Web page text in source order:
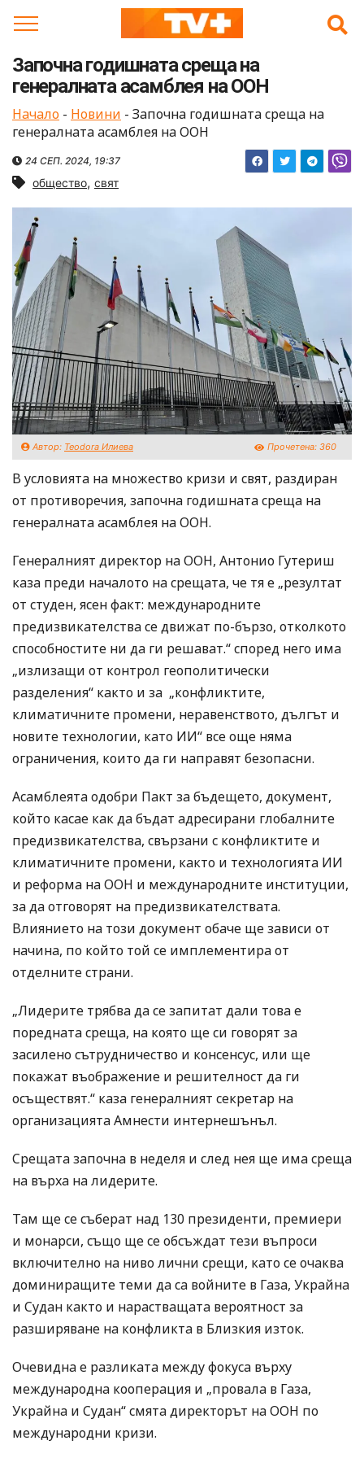
Започна годишната среща на
генералната асамблея на ООН
Начало - Новини - Започна годишната среща на
генералната асамблея на ООН
24 СЕП. 2024, 19:37
общество, свят
Автор: Teodora Илиева Прочетена: 360
В условията на множество кризи и свят, раздиран
от противоречия, започна годишната среща на
генералната асамблея на ООН.
Генералният директор на ООН, Антонио Гутериш
каза преди началото на срещата, че тя е „резултат
от студен, ясен факт: международните
предизвикателства се движат по-бързо, отколкото
способностите ни да ги решават.“ според него има
„излизащи от контрол геополитически
разделения“ както и за „конфликтите,
климатичните промени, неравенството, дългът и
новите технологии, като ИИ“ все още няма
ограничения, които да ги направят безопасни.
Асамблеята одобри Пакт за бъдещето, документ,
който касае как да бъдат адресирани глобалните
предизвикателства, свързани с конфликтите и
климатичните промени, както и технологията ИИ
и реформа на ООН и международните институции,
за да отговорят на предизвикателствата.
Влиянието на този документ обаче ще зависи от
начина, по който той се имплементира от
отделните страни.
„Лидерите трябва да се запитат дали това е
поредната среща, на която ще си говорят за
засилено сътрудничество и консенсус, или ще
покажат въображение и решителност да ги
осъществят.“ каза генералният секретар на
организацията Амнести интернешънъл.
Срещата започна в неделя и след нея ще има среща
на върха на лидерите.
Там ще се съберат над 130 президенти, премиери
и монарси, също ще се обсъждат тези въпроси
включително на ниво лични срещи, като се очаква
доминиращите теми да са войните в Газа, Украйна
и Судан както и нарастващата вероятност за
разширяване на конфликта в Близкия изток.
Очевидна е разликата между фокуса върху
международна кооперация и „провала в Газа,
Украйна и Судан“ смята директорът на ООН по
международни кризи.